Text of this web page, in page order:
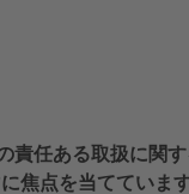
任ある取扱に関
焦点を当ててい